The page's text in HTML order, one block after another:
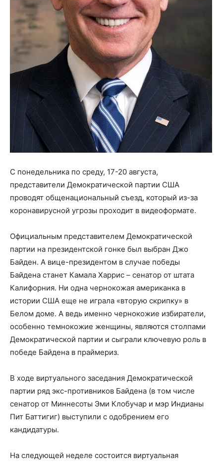
С понедельника по среду, 17-20 августа,
представители Демократической партии США
проводят общенациональный съезд, который из-за
коронавирусной угрозы проходит в видеоформате.
Официальным представителем Демократической
партии на президентской гонке был выбран Джо
Байден. А вице-президентом в случае победы
Байдена станет Камала Харрис – сенатор от штата
Калифорния. Ни одна чернокожая американка в
истории США еще не играла «вторую скрипку» в
Белом доме. А ведь именно чернокожие избиратели,
особенно темнокожие женщины, являются столпами
Демократической партии и сыграли ключевую роль в
победе Байдена в праймериз.
В ходе виртуального заседания Демократической
партии ряд экс-противников Байдена (в том числе
сенатор от Миннесоты Эми Клобучар и мэр Индианы
Пит Баттигиг) выступили с одобрением его
кандидатуры.
На следующей неделе состоится виртуальная